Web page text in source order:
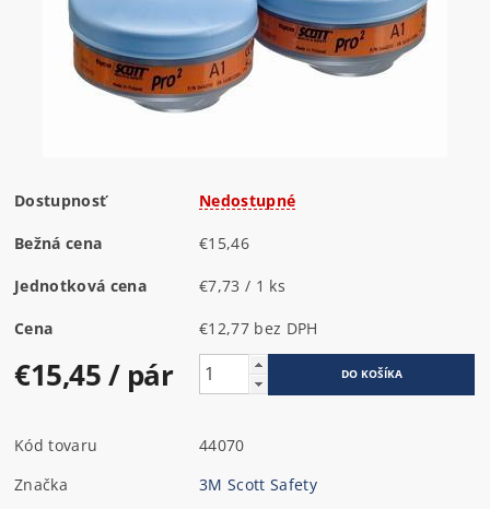
Dostupnosť Nedostupné
Bežná cena €15,46
Jednotková cena €7,73 / 1 ks
Cena €12,77 bez DPH
€15,45/ pár
Kód tovaru
44070
Značka
3M Scott Safety